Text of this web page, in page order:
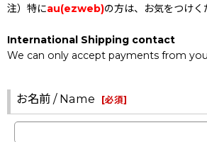
注）特にau(ezweb)の方は、お気をつけく
International Shipping contact
We can only accept payments from
お名前 / Name [必須]